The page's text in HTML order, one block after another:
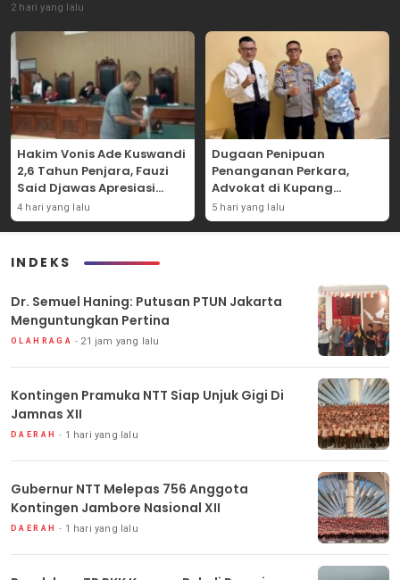
2 hari yang lalu
Hakim Vonis Ade Kuswandi
2,6 Tahun Penjara, Fauzi
Said Djawas Apresiasi
Putusan
4 hari yang lalu
Dugaan Penipuan
Penanganan Perkara,
Advokat di Kupang
Dilaporkan ke Polda NTT
5 hari yang lalu
INDEKS
Dr. Semuel Haning: Putusan PTUN Jakarta
Menguntungkan Pertina
OLAHRAGA 21 jam yang lalu
Kontingen Pramuka NTT Siap Unjuk Gigi Di
Jamnas XII
DAERAH 1 hari yang lalu
Gubernur NTT Melepas 756 Anggota
Kontingen Jambore Nasional XII
DAERAH 1 hari yang lalu